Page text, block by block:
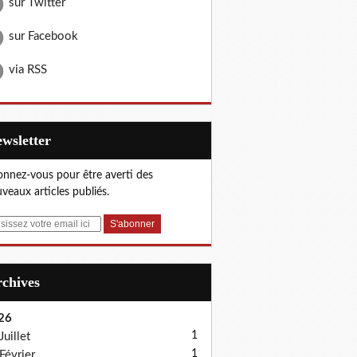
sur Twitter
sur Facebook
via RSS
vous pour être averti des
articles publiés.
Juillet
1
1